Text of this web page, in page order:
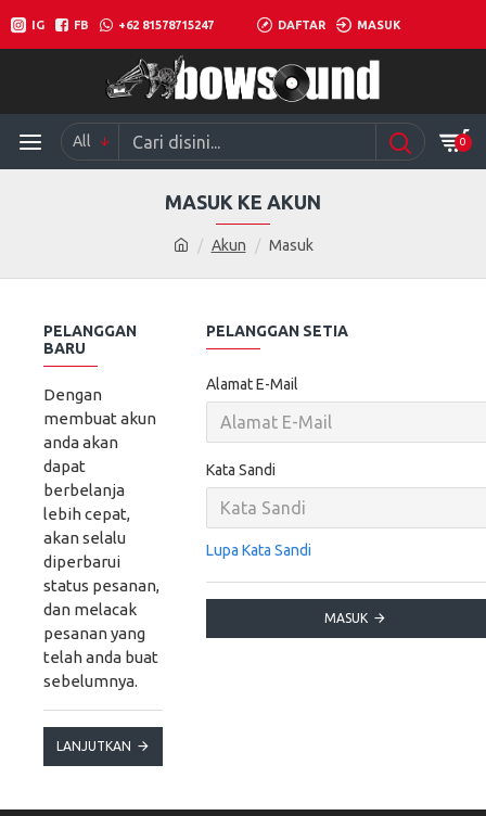
IG FB +62 81578715247 DAFTAR MASUK
All 0
Akun Masuk
MASUK KE AKUN
PELANGGAN
BARU
Dengan
membuat akun
anda akan
dapat
berbelanja
lebih cepat,
akan selalu
diperbarui
status pesanan,
dan melacak
pesanan yang
telah anda buat
sebelumnya.
LANJUTKAN
PELANGGAN SETIA
Alamat E-Mail
Kata Sandi
Lupa Kata Sandi
MASUK